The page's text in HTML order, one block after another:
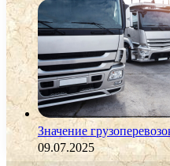
Значение
09.07.2025